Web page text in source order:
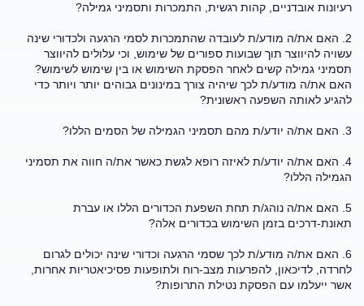
רעיונות אובדניים, קהות רגשית, התמכרות ותסמיני גמילה?
2. האם את/ה מודע/ת לעובדה שהתמכרות לסמי הרגעה ולכדורי שינה
עשויה להיווצר תוך שבועות ספורים של שימוש, וכי עלולים להיווצר
תסמיני גמילה קשים לאחר הפסקת השימוש או בין שימוש לשימוש?
האם את/ה מודע/ת לכך שיהיה צורך במינונים גבוהים יותר ויותר כדי
להגיע לאותה השפעה ראשונית?
3. האם את/ה יודע/ת מהם תסמיני הגמילה של הסמים הללו?
4. האם את/ה יודע/ת לאיזה רופא לגשת כאשר את/ה חווה את תסמיני
הגמילה הללו?
5. האם את/ה נוהג/ת תחת השפעת הכדורים הללו או עברת
תאונת-דרכים בזמן השימוש בכדורים אלה?
6. האם את/ה מודע/ת לכך שסמי הרגעה וכדורי שינה יכולים לגרום
לחרדה, לדיכאון, להפרעות מצב-רוח ולתופעות פסיכיאטריות אחרות,
אשר ייעלמו עם הפסקת נטילת התרופות?